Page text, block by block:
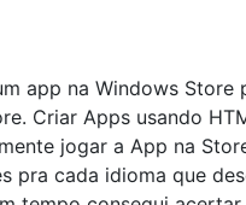
app na Windows
Criar Apps usando
jogar a App na
pra cada idioma que